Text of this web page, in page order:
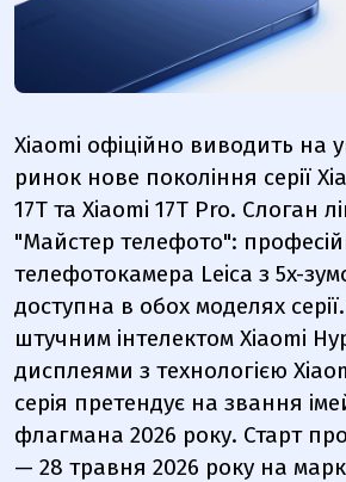
Xiaomi офіційно виводить на
ринок нове покоління серії
17T та Xiaomi 17T Pro. Слоган
"Майстер телефото":
телефотокамера Leica з 5x-
доступна в обох моделях серії.
штучним інтелектом Xiaomi
дисплеями з технологією
серія претендує на звання
флагмана 2026 року. Старт
— 28 травня 2026 року на